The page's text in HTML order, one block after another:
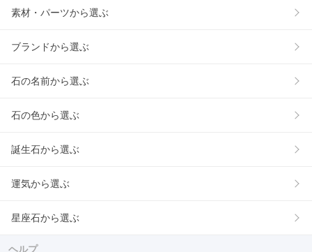
素材・パーツから選ぶ
ブランドから選ぶ
石の名前から選ぶ
石の色から選ぶ
誕生石から選ぶ
運気から選ぶ
星座石から選ぶ
ヘルプ